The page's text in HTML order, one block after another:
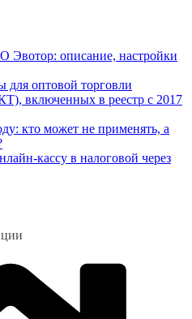
описание, настройки
оптовой торговли
включенных в реестр с 2017
кто может не применять, а
кассу в налоговой через